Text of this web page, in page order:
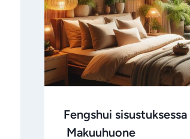
Fengshui sisustuksessa
Makuuhuone